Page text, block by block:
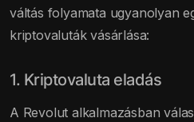
váltás folyamata ugyanolyan
kriptovaluták vásárlása:
1. Kriptovaluta eladás
A Revolut alkalmazásban